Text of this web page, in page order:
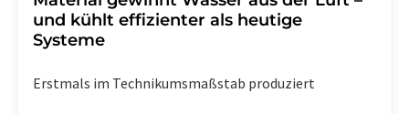
und kühlt effizienter als heutige
Systeme
Erstmals im Technikumsmaßstab produziert